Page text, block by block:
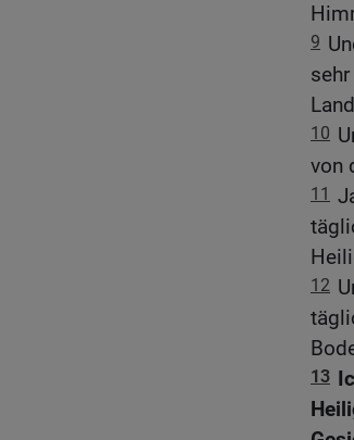
9
10
von
11
12
13